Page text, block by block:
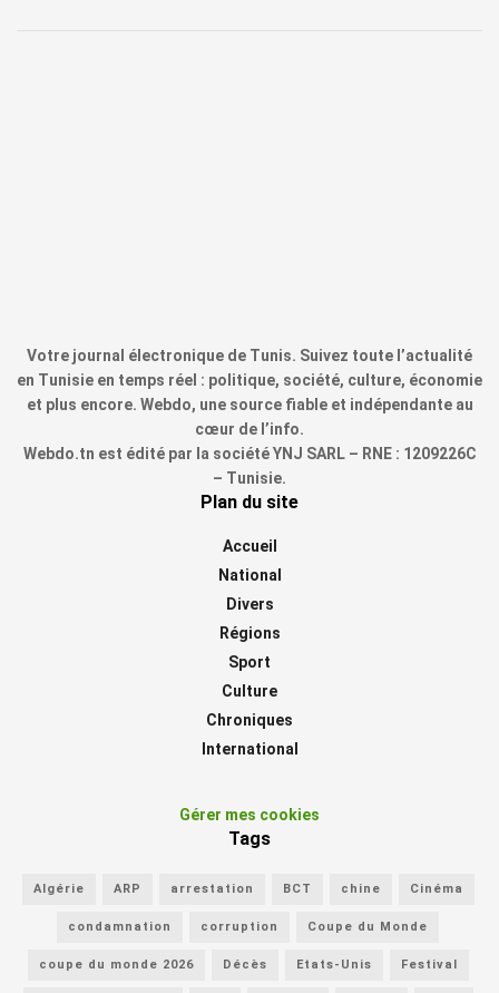
Votre journal électronique de Tunis. Suivez toute l’actualité
en Tunisie en temps réel : politique, société, culture, économie
et plus encore. Webdo, une source fiable et indépendante au
cœur de l’info.
Webdo.tn est édité par la société YNJ SARL – RNE : 1209226C
– Tunisie.
Plan du site
Accueil
National
Divers
Régions
Sport
Culture
Chroniques
International
Gérer mes cookies
Tags
Algérie ARP arrestation BCT chine Cinéma
condamnation corruption Coupe du Monde
coupe du monde 2026 Décès Etats-Unis Festival